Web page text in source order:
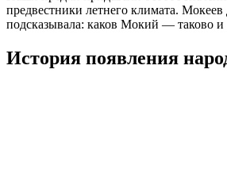
предвестники летнего климата.
подсказывала: каков Мокий — таково и
История появления